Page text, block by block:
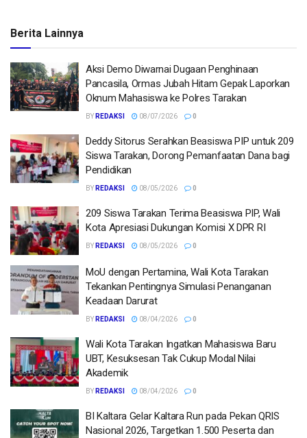
Berita Lainnya
Aksi Demo Diwarnai Dugaan Penghinaan
Pancasila, Ormas Jubah Hitam Gepak Laporkan
Oknum Mahasiswa ke Polres Tarakan
BY REDAKSI 08/07/2026 0
Deddy Sitorus Serahkan Beasiswa PIP untuk 209
Siswa Tarakan, Dorong Pemanfaatan Dana bagi
Pendidikan
BY REDAKSI 08/05/2026 0
209 Siswa Tarakan Terima Beasiswa PIP, Wali
Kota Apresiasi Dukungan Komisi X DPR RI
BY REDAKSI 08/05/2026 0
MoU dengan Pertamina, Wali Kota Tarakan
Tekankan Pentingnya Simulasi Penanganan
Keadaan Darurat
BY REDAKSI 08/04/2026 0
Wali Kota Tarakan Ingatkan Mahasiswa Baru
UBT, Kesuksesan Tak Cukup Modal Nilai
Akademik
BY REDAKSI 08/04/2026 0
BI Kaltara Gelar Kaltara Run pada Pekan QRIS
Nasional 2026, Targetkan 1.500 Peserta dan